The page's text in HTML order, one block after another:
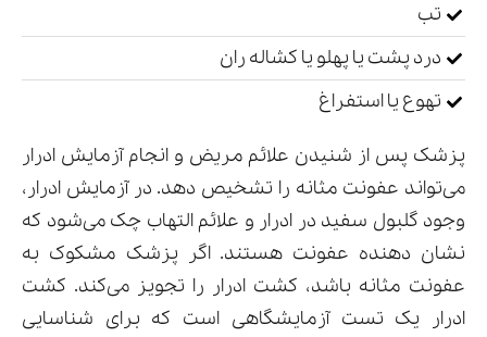
تب
درد پشت یا پهلو یا کشاله ران
تهوع یا استفراغ
پزشک پس از شنیدن علائم مریض و انجام آزمایش ادرار
می‌تواند عفونت مثانه را تشخیص دهد. در آزمایش ادرار،
وجود گلبول سفید در ادرار و علائم التهاب چک می‌شود که
نشان دهنده عفونت هستند. اگر پزشک مشکوک به
عفونت مثانه باشد، کشت ادرار را تجویز می‌کند. کشت
ادرار یک تست آزمایشگاهی است که برای شناسایی